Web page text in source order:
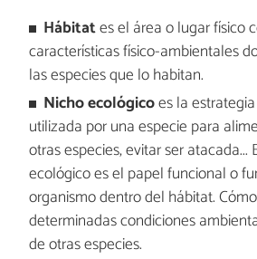
Hábitates el área o lugar físico
características físico-ambientales
las especies que lo habitan.
Nicho ecológicoes la
utilizada por una especie para
otras especies, evitar ser atacada...
ecológico es el papel funcional o
organismo dentro del hábitat.
determinadas condiciones
de otras especies.